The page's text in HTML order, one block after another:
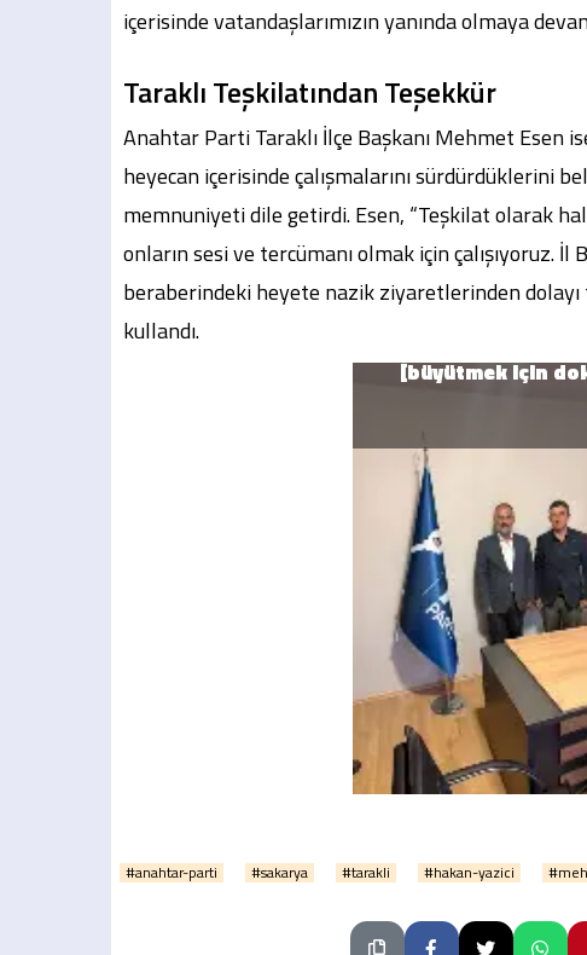
içerisinde vatandaşlarımızın yanında olmaya
Taraklı Teşkilatından Teşekkür
Anahtar Parti Taraklı İlçe Başkanı Mehmet Esen
heyecan içerisinde çalışmalarını sürdürdüklerini
memnuniyeti dile getirdi. Esen, “Teşkilat olarak
onların sesi ve tercümanı olmak için çalışıyoruz. İl
beraberindeki heyete nazik ziyaretlerinden
kullandı.
#anahtar-parti #sakarya #tarakli #hakan-yazici